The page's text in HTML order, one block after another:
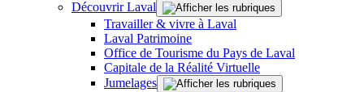
Découvrir Laval
Travailler & vivre à Laval
Laval Patrimoine
Office de Tourisme du Pays de Laval
Capitale de la Réalité Virtuelle
Jumelages